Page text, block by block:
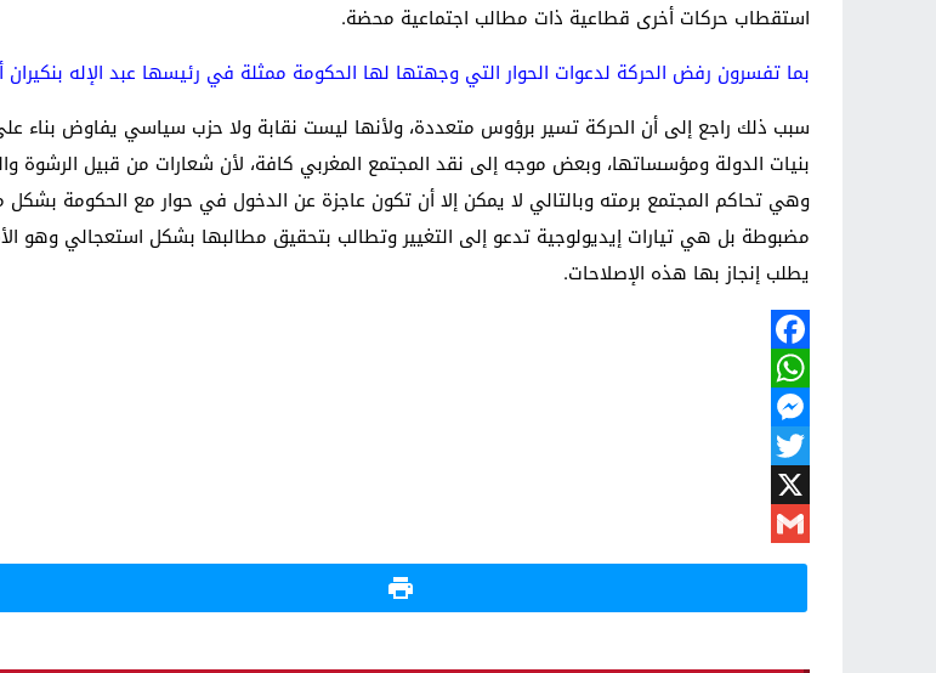
استقطاب حركات أخرى قطاعية ذات مطالب اجتماعية محضة.
بما تفسرون رفض الحركة لدعوات الحوار التي وجهتها لها الحكومة ممثلة في رئيسها عبد الإله
سبب ذلك راجع إلى أن الحركة تسير برؤوس متعددة، ولأنها ليست نقابة ولا حزب سياسي يفاوض
بنيات الدولة ومؤسساتها، وبعض موجه إلى نقد المجتمع المغربي كافة، لأن شعارات من قبيل الرشوة
وهي تحاكم المجتمع برمته وبالتالي لا يمكن إلا أن تكون عاجزة عن الدخول في حوار مع الحكومة بشكل
مضبوطة بل هي تيارات إيديولوجية تدعو إلى التغيير وتطالب بتحقيق مطالبها بشكل استعجالي وهو
يطلب إنجاز بها هذه الإصلاحات.
Facebook
WhatsApp
Messenger
Twitter
X
Gmail